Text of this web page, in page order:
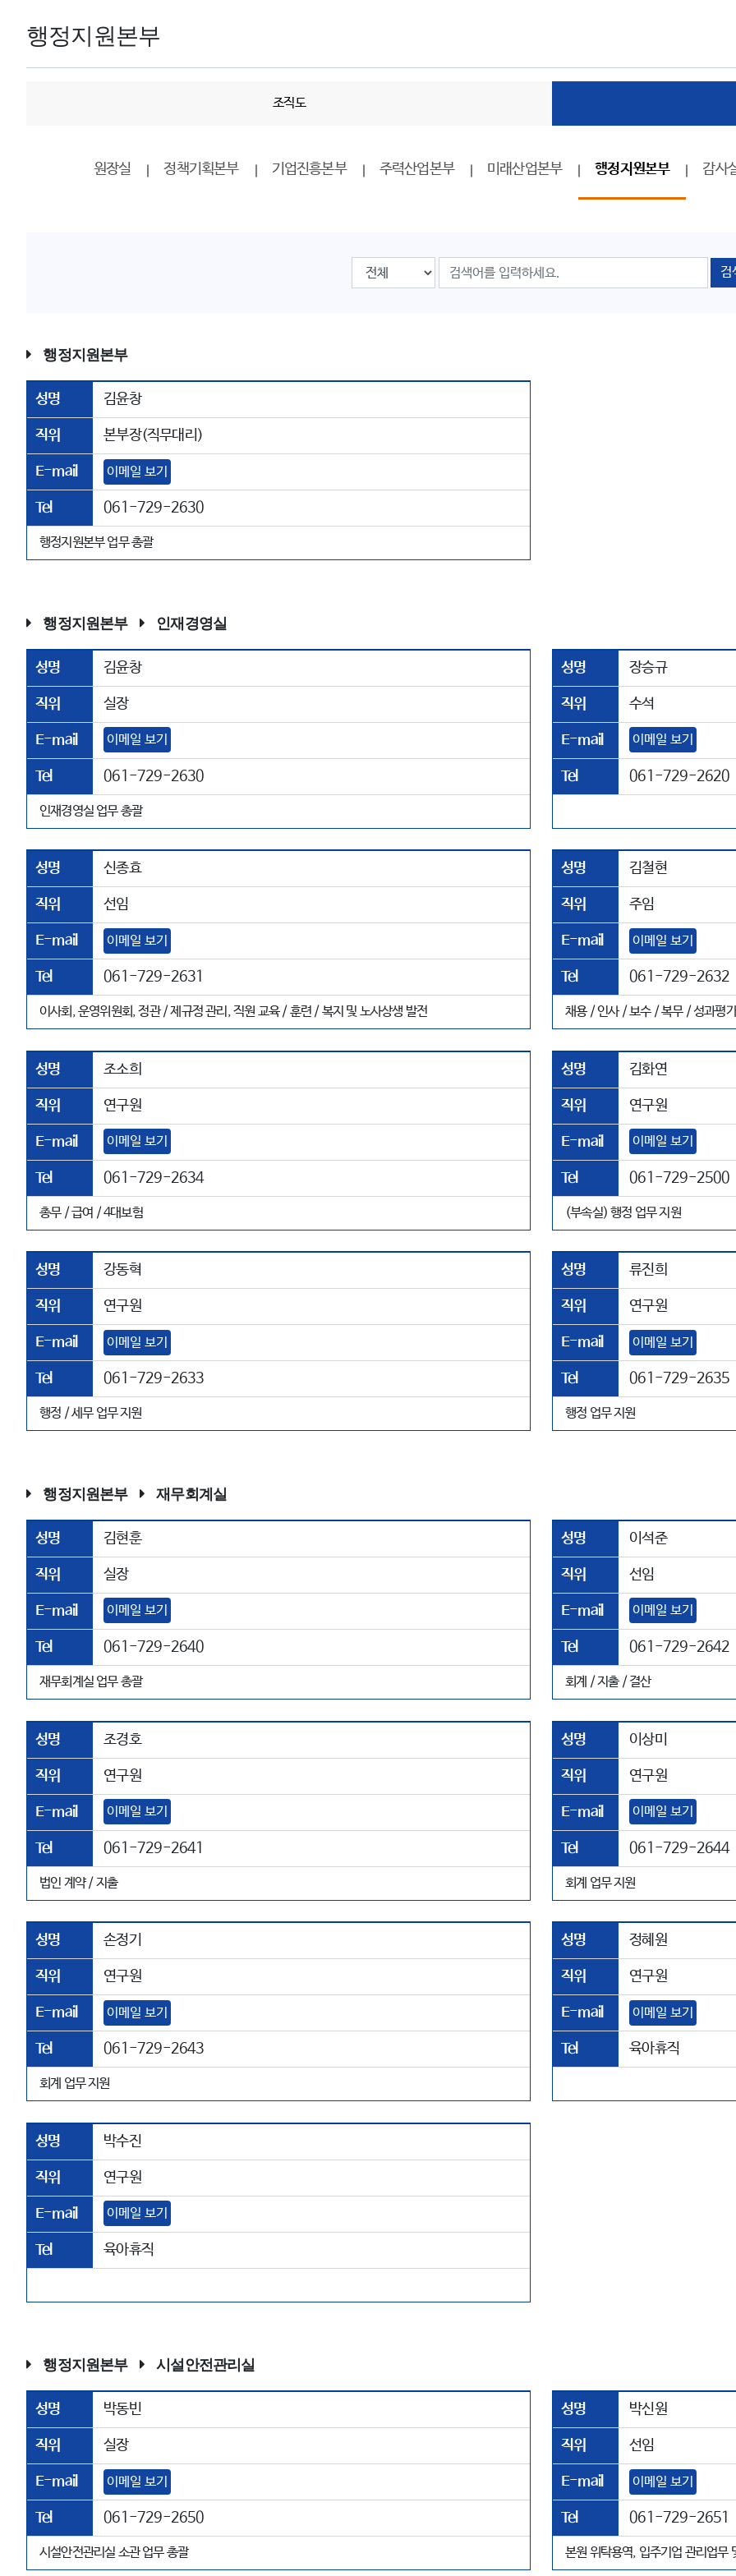
행정지원본부
조직도
원장실 정책기획본부 기업진흥본부 주력산업본부 미래산업본부 행정지원본부 감사
검
행정지원본부
성명 김윤창
직위 본부장(직무대리)
E-mail 이메일 보기
Tel 061-729-2630
행정지원본부 업무 총괄
행정지원본부 인재경영실
성명 김윤창
직위 실장
E-mail 이메일 보기
Tel 061-729-2630
인재경영실 업무 총괄
성명 장승규
직위 수석
E-mail 이메일 보기
Tel 061-729-2620
성명 신종효
직위 선임
E-mail 이메일 보기
Tel 061-729-2631
이사회, 운영위원회, 정관 / 제규정 관리, 직원 교육 / 훈련 / 복지 및 노사상생 발전
성명 김철현
직위 주임
E-mail 이메일 보기
Tel 061-729-2632
채용 / 인사 / 보수 / 복무 / 성과평
성명 조소희
직위 연구원
E-mail 이메일 보기
Tel 061-729-2634
총무 / 급여 / 4대보험
성명 김화연
직위 연구원
E-mail 이메일 보기
Tel 061-729-2500
(부속실) 행정 업무 지원
성명 강동혁
직위 연구원
E-mail 이메일 보기
Tel 061-729-2633
행정 / 세무 업무 지원
성명 류진희
직위 연구원
E-mail 이메일 보기
Tel 061-729-2635
행정 업무 지원
행정지원본부 재무회계실
성명 김현훈
직위 실장
E-mail 이메일 보기
Tel 061-729-2640
재무회계실 업무 총괄
성명 이석준
직위 선임
E-mail 이메일 보기
Tel 061-729-2642
회계 / 지출 / 결산
성명 조경호
직위 연구원
E-mail 이메일 보기
Tel 061-729-2641
법인 계약 / 지출
성명 이상미
직위 연구원
E-mail 이메일 보기
Tel 061-729-2644
회계 업무 지원
성명 손정기
직위 연구원
E-mail 이메일 보기
Tel 061-729-2643
회계 업무 지원
성명 정혜원
직위 연구원
E-mail 이메일 보기
Tel 육아휴직
성명 박수진
직위 연구원
E-mail 이메일 보기
Tel 육아휴직
행정지원본부 시설안전관리실
성명 박동빈
직위 실장
E-mail 이메일 보기
Tel 061-729-2650
시설안전관리실 소관 업무 총괄
성명 박신원
직위 선임
E-mail 이메일 보기
Tel 061-729-2651
본원 위탁용역, 입주기업 관리업무